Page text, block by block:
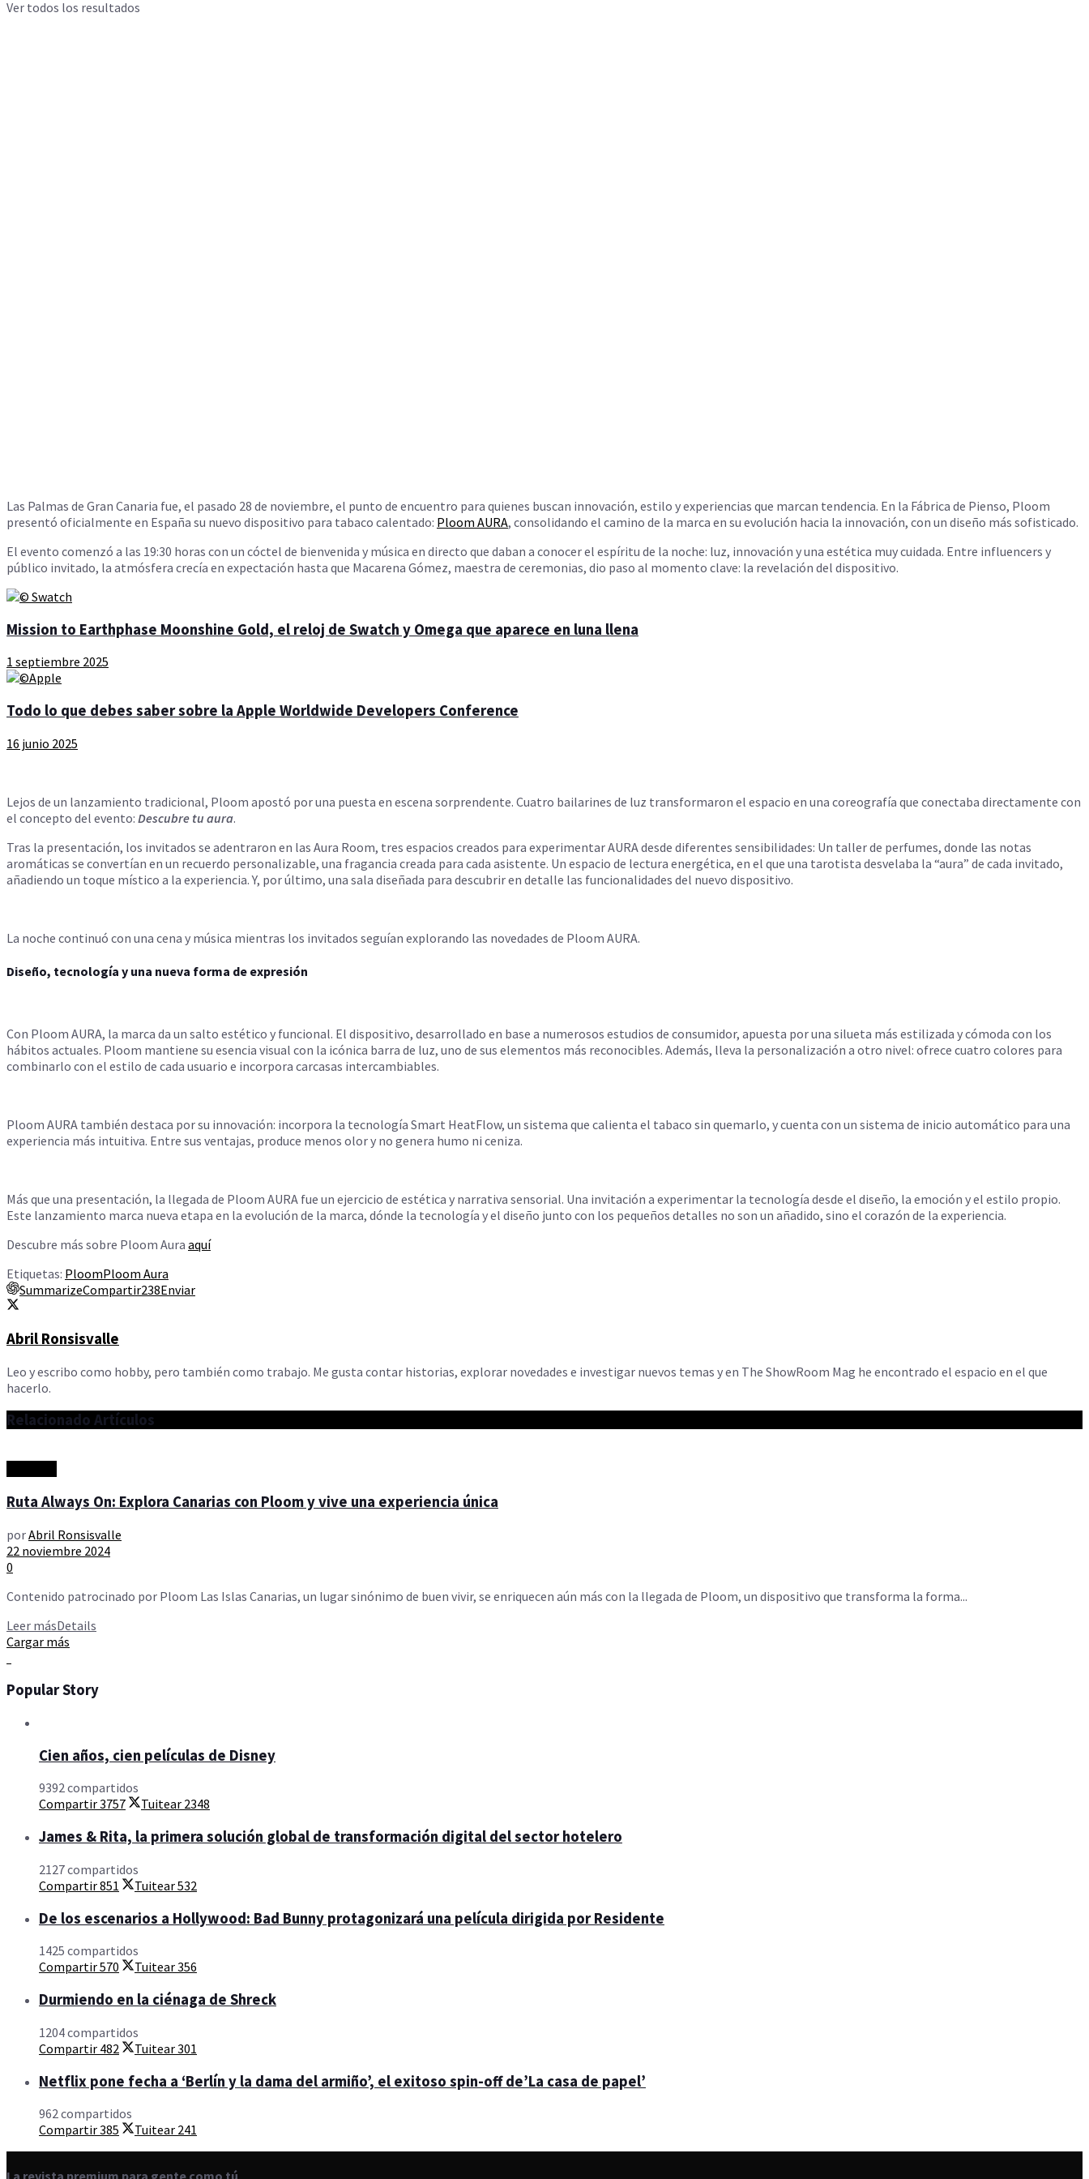
Ver todos los resultados
Las Palmas de Gran Canaria fue, el pasado 28 de noviembre, el punto de encuentro para quienes buscan innovación, estilo y experiencias que marcan tendencia. En la Fábrica de Pienso, Ploom
presentó oficialmente en España su nuevo dispositivo para tabaco calentado: Ploom AURA, consolidando el camino de la marca en su evolución hacia la innovación, con un diseño más sofisticado.
El evento comenzó a las 19:30 horas con un cóctel de bienvenida y música en directo que daban a conocer el espíritu de la noche: luz, innovación y una estética muy cuidada. Entre influencers y
público invitado, la atmósfera crecía en expectación hasta que Macarena Gómez, maestra de ceremonias, dio paso al momento clave: la revelación del dispositivo.
Mission to Earthphase Moonshine Gold, el reloj de Swatch y Omega que aparece en luna llena
1 septiembre 2025
Todo lo que debes saber sobre la Apple Worldwide Developers Conference
16 junio 2025
Lejos de un lanzamiento tradicional, Ploom apostó por una puesta en escena sorprendente. Cuatro bailarines de luz transformaron el espacio en una coreografía que conectaba directamente con
el concepto del evento: Descubre tu aura.
Tras la presentación, los invitados se adentraron en las Aura Room, tres espacios creados para experimentar AURA desde diferentes sensibilidades: Un taller de perfumes, donde las notas
aromáticas se convertían en un recuerdo personalizable, una fragancia creada para cada asistente. Un espacio de lectura energética, en el que una tarotista desvelaba la “aura” de cada invitado,
añadiendo un toque místico a la experiencia. Y, por último, una sala diseñada para descubrir en detalle las funcionalidades del nuevo dispositivo.
La noche continuó con una cena y música mientras los invitados seguían explorando las novedades de Ploom AURA.
Diseño, tecnología y una nueva forma de expresión
Con Ploom AURA, la marca da un salto estético y funcional. El dispositivo, desarrollado en base a numerosos estudios de consumidor, apuesta por una silueta más estilizada y cómoda con los
hábitos actuales. Ploom mantiene su esencia visual con la icónica barra de luz, uno de sus elementos más reconocibles. Además, lleva la personalización a otro nivel: ofrece cuatro colores para
combinarlo con el estilo de cada usuario e incorpora carcasas intercambiables.
Ploom AURA también destaca por su innovación: incorpora la tecnología Smart HeatFlow, un sistema que calienta el tabaco sin quemarlo, y cuenta con un sistema de inicio automático para una
experiencia más intuitiva. Entre sus ventajas, produce menos olor y no genera humo ni ceniza.
Más que una presentación, la llegada de Ploom AURA fue un ejercicio de estética y narrativa sensorial. Una invitación a experimentar la tecnología desde el diseño, la emoción y el estilo propio.
Este lanzamiento marca nueva etapa en la evolución de la marca, dónde la tecnología y el diseño junto con los pequeños detalles no son un añadido, sino el corazón de la experiencia.
Descubre más sobre Ploom Aura aquí
Etiquetas: PloomPloom Aura
SummarizeCompartir238Enviar
Abril Ronsisvalle
Leo y escribo como hobby, pero también como trabajo. Me gusta contar historias, explorar novedades e investigar nuevos temas y en The ShowRoom Mag he encontrado el espacio en el que
hacerlo.
Relacionado Artículos
Ruta Always On: Explora Canarias con Ploom y vive una experiencia única
porAbril Ronsisvalle
22 noviembre 2024
0
Contenido patrocinado por Ploom Las Islas Canarias, un lugar sinónimo de buen vivir, se enriquecen aún más con la llegada de Ploom, un dispositivo que transforma la forma...
Leer másDetails
Cargar más
Popular Story
Cien años, cien películas de Disney
9392 compartidos
Compartir3757 Tuitear 2348
James & Rita, la primera solución global de transformación digital del sector hotelero
2127 compartidos
Compartir851 Tuitear532
De los escenarios a Hollywood: Bad Bunny protagonizará una película dirigida por Residente
1425 compartidos
Compartir570 Tuitear356
Durmiendo en la ciénaga de Shreck
1204 compartidos
Compartir 482 Tuitear301
Netflix pone fecha a ‘Berlín y la dama del armiño’, el exitoso spin-off de’La casa de papel’
962 compartidos
Compartir385 Tuitear 241